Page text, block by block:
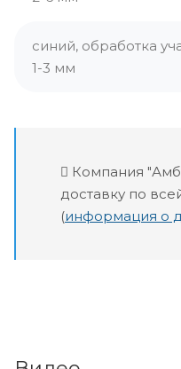
синий, обработка
1-3 мм
Компания
доставку по
(информация о